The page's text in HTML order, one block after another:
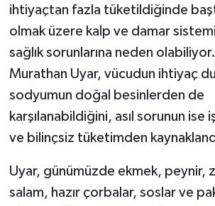
ihtiyaçtan fazla tüketildiğinde
olmak üzere kalp ve damar
sağlık sorunlarına neden
Murathan Uyar, vücudun ihtiyaç
sodyumun doğal besinlerden de
karşılanabildiğini, asıl sorunun ise
ve bilinçsiz tüketimden
Uyar, günümüzde ekmek, peynir,
salam, hazır çorbalar, soslar ve